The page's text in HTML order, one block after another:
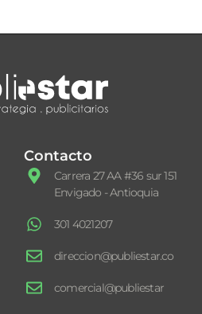
Contacto
Carrera 27 AA #36 sur 151
Envigado - Antioquia
301 4021207
direccion@publiestar.co
comercial@publiestar